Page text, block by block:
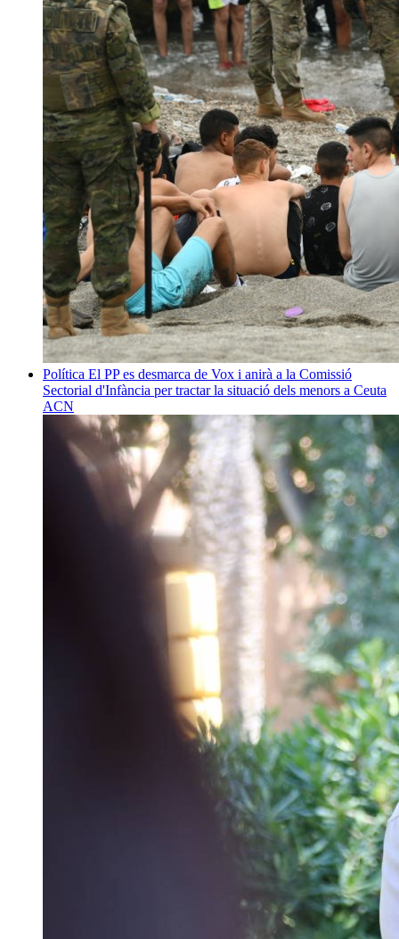
Política El PP es desmarca de Vox i anirà a la Comissió
Sectorial d'Infància per tractar la situació dels menors a Ceuta
ACN